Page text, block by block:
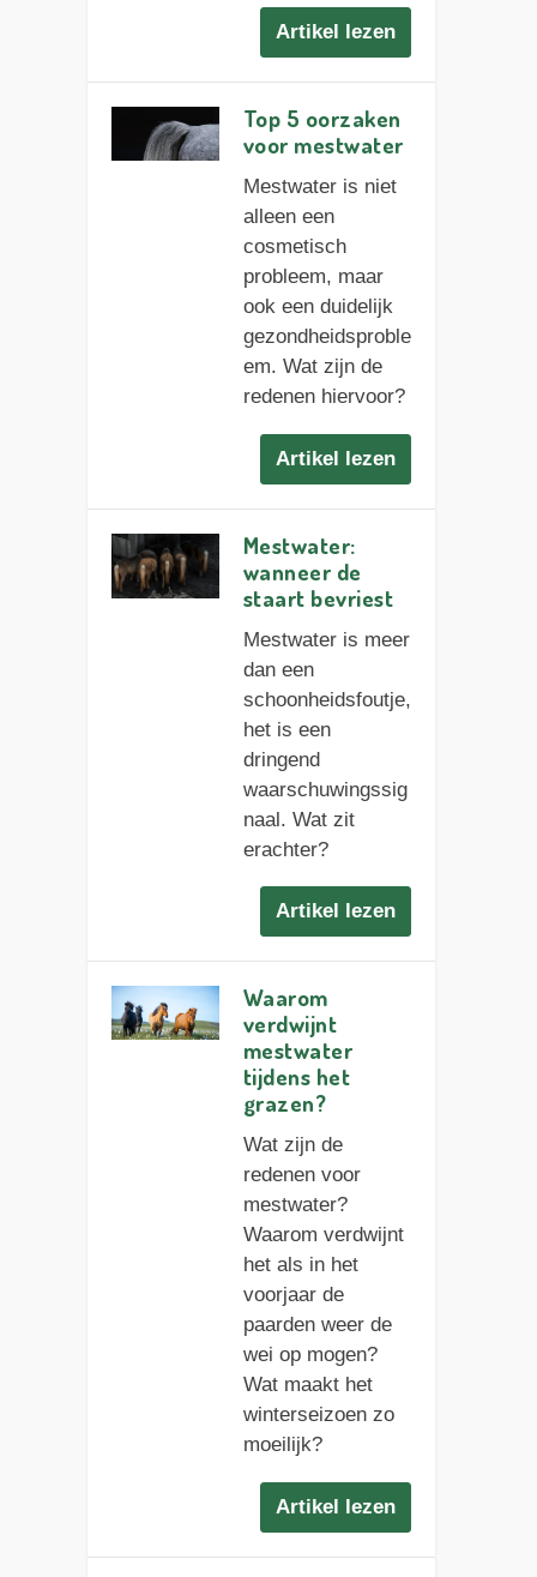
Artikel lezen
Top 5 oorzaken
voor mestwater
Mestwater is niet
alleen een
cosmetisch
probleem, maar
ook een duidelijk
gezondheidsproble
em. Wat zijn de
redenen hiervoor?
Artikel lezen
Mestwater:
wanneer de
staart bevriest
Mestwater is meer
dan een
schoonheidsfoutje,
het is een
dringend
waarschuwingssig
naal. Wat zit
erachter?
Artikel lezen
Waarom
verdwijnt
mestwater
tijdens het
grazen?
Wat zijn de
redenen voor
mestwater?
Waarom verdwijnt
het als in het
voorjaar de
paarden weer de
wei op mogen?
Wat maakt het
winterseizoen zo
moeilijk?
Artikel lezen